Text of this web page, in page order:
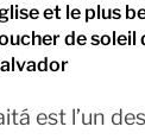
et le plus
de soleil
est l’un